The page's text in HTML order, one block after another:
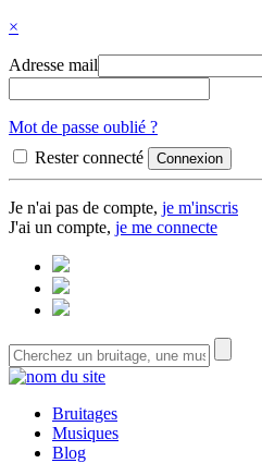
×
Adresse mail
Mot de passe oublié ?
Rester connecté
Je n'ai pas de compte, je m'inscris
J'ai un compte, je me connecte
Bruitages
Musiques
Blog